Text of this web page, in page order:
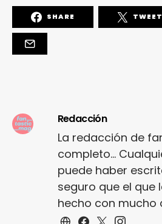
SHARE TWEET
Redacción
La redacción de
completo...
puede haber
seguro que el que
hecho con mucho